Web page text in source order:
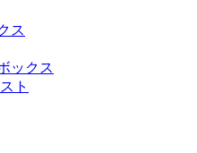
ス
ックス
ト